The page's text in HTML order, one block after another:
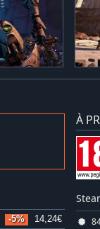
-5% 14,24€
À